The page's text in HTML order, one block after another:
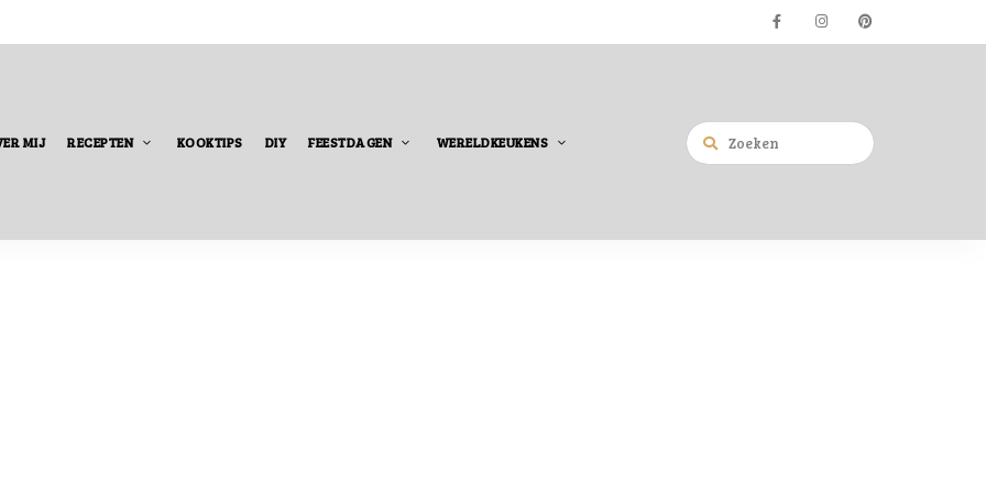
MIJ RECEPTEN KOOKTIPS DIY FEESTDAGEN WERELDKEUKENS